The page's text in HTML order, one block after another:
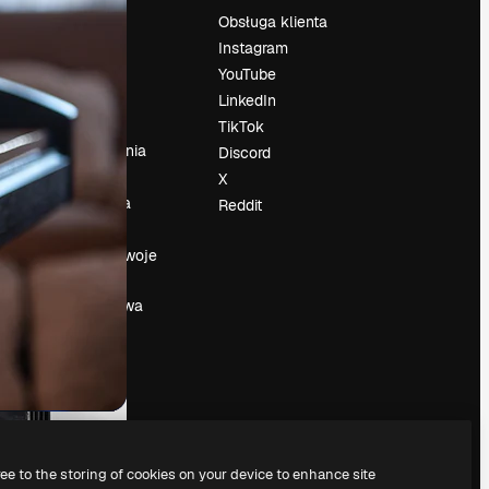
Reviews
Kariera
Trendy
wyszukiwania
Blog
Wydarzenia
Slidesgo
Sprzedaj swoje
Sala prasowa
Obsługa klienta
Instagram
YouTube
LinkedIn
TikTok
Discord
X
Reddit
to the storing of cookies on your device to enhance site